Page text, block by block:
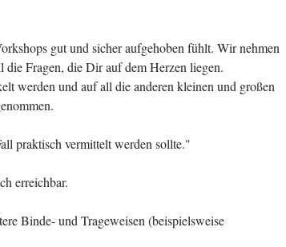
gut und sicher aufgehoben fühlt. Wir nehmen
Fragen, die Dir auf dem Herzen liegen.
werden und auf all die anderen kleinen und großen
praktisch vermittelt werden sollte."
erreichbar.
Binde- und Trageweisen (beispielsweise